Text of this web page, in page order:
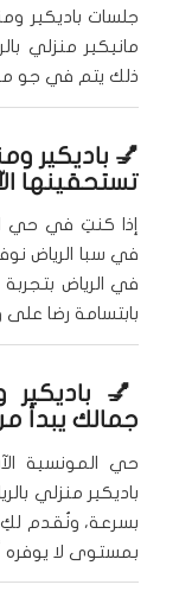
جلسات باديكير
مانيكير منزلي
ذلك يتم في جو
💅 باديكير
تستحقينها
إذا كنتِ في حي
في سبا الرياض
في الرياض
بابتسامة رضا
💅
جمالك يبدأ
حي المونسية
باديكير منزلي
بسرعة، ونُقدم لكِ
بمستوى لا